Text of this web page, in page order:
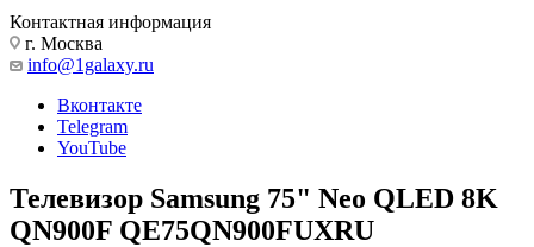
Контактная информация
г. Москва
info@1galaxy.ru
Вконтакте
Telegram
YouTube
Телевизор Samsung 75" Neo QLED 8K
QN900F QE75QN900FUXRU